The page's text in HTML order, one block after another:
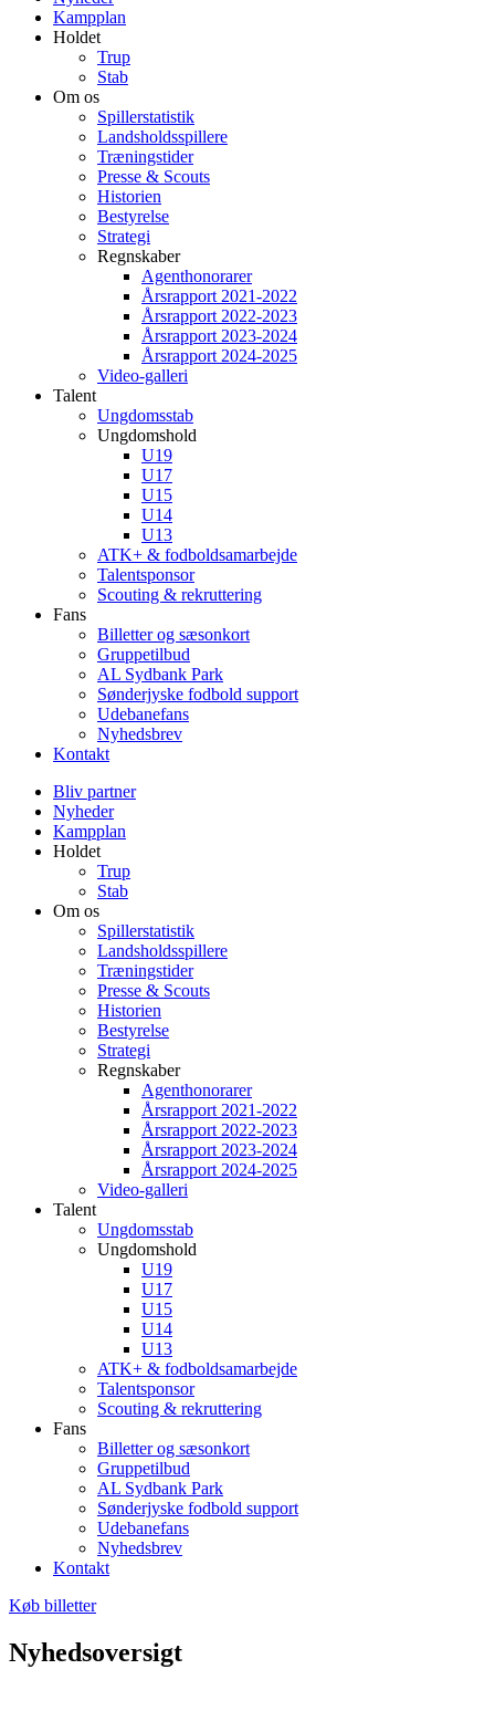
Kampplan
Holdet
Trup
Stab
Om os
Spillerstatistik
Landsholdsspillere
Træningstider
Presse & Scouts
Historien
Bestyrelse
Strategi
Regnskaber
Agenthonorarer
Årsrapport 2021-2022
Årsrapport 2022-2023
Årsrapport 2023-2024
Årsrapport 2024-2025
Video-galleri
Talent
Ungdomsstab
Ungdomshold
U19
U17
U15
U14
U13
ATK+ & fodboldsamarbejde
Talentsponsor
Scouting & rekruttering
Fans
Billetter og sæsonkort
Gruppetilbud
AL Sydbank Park
Sønderjyske fodbold support
Udebanefans
Nyhedsbrev
Kontakt
Bliv partner
Nyheder
Kampplan
Holdet
Trup
Stab
Om os
Spillerstatistik
Landsholdsspillere
Træningstider
Presse & Scouts
Historien
Bestyrelse
Strategi
Regnskaber
Agenthonorarer
Årsrapport 2021-2022
Årsrapport 2022-2023
Årsrapport 2023-2024
Årsrapport 2024-2025
Video-galleri
Talent
Ungdomsstab
Ungdomshold
U19
U17
U15
U14
U13
ATK+ & fodboldsamarbejde
Talentsponsor
Scouting & rekruttering
Fans
Billetter og sæsonkort
Gruppetilbud
AL Sydbank Park
Sønderjyske fodbold support
Udebanefans
Nyhedsbrev
Kontakt
Køb billetter
Nyhedsoversigt